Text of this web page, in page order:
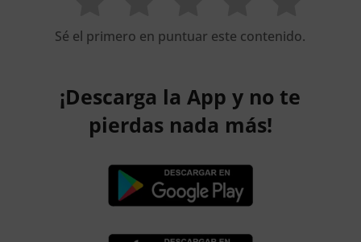
Sé el primero en puntuar este contenido.
¡Descarga la App y no te
pierdas nada más!